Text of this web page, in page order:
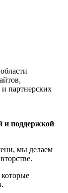
партнерских
и поддержкой
мы делаем